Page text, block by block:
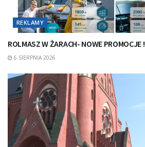
REKLAMY
ROLMASZ W ŻARACH- NOWE PROMOCJE !
6 SIERPNIA 2026